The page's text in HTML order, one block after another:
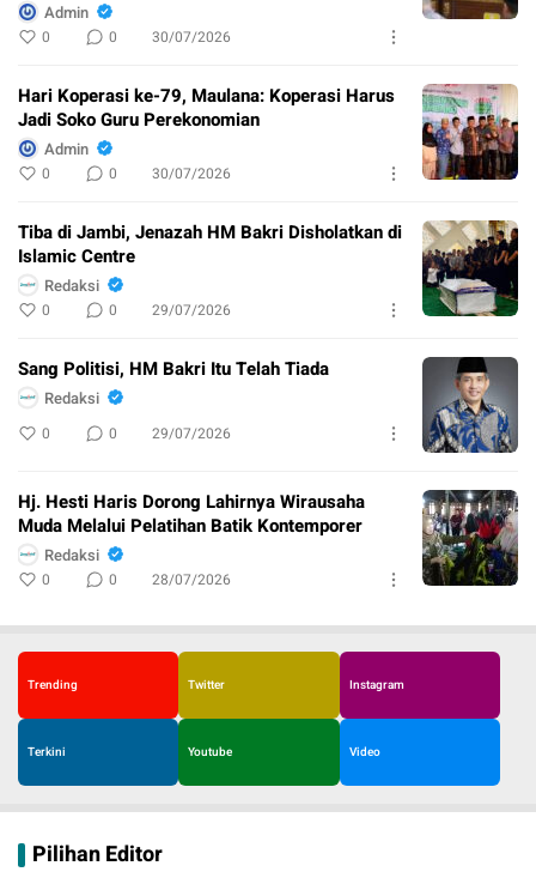
Admin
0 0 30/07/2026
Hari Koperasi ke-79, Maulana: Koperasi Harus
Jadi Soko Guru Perekonomian
Admin
0 0 30/07/2026
Tiba di Jambi, Jenazah HM Bakri Disholatkan di
Islamic Centre
Redaksi
0 0 29/07/2026
Sang Politisi, HM Bakri Itu Telah Tiada
Redaksi
0 0 29/07/2026
Hj. Hesti Haris Dorong Lahirnya Wirausaha
Muda Melalui Pelatihan Batik Kontemporer
Redaksi
0 0 28/07/2026
Trending Twitter Instagram
Terkini Youtube Video
Pilihan Editor